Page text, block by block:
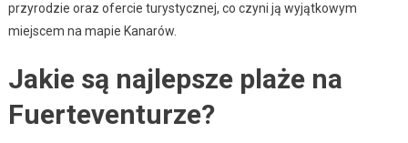
przyrodzie oraz ofercie turystycznej, co czyni ją wyjątkowym
miejscem na mapie Kanarów.
Jakie są najlepsze plaże na
Fuerteventurze?